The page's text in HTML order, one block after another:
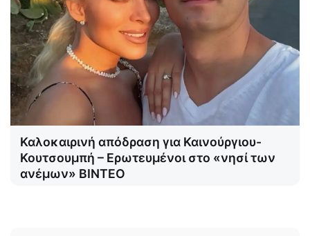
Καλοκαιρινή απόδραση για Καινούργιου-
Κουτσουμπή – Ερωτευμένοι στο «νησί των
ανέμων» ΒΙΝΤΕΟ